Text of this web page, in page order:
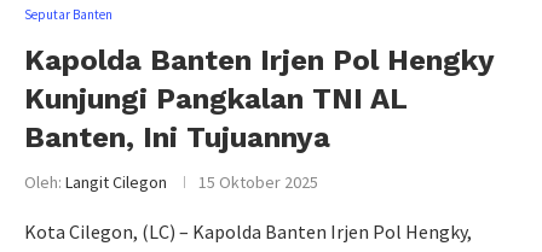
Seputar Banten
Kapolda Banten Irjen Pol Hengky
Kunjungi Pangkalan TNI AL
Banten, Ini Tujuannya
Oleh: Langit Cilegon 15 Oktober 2025
Kota Cilegon, (LC) – Kapolda Banten Irjen Pol Hengky,